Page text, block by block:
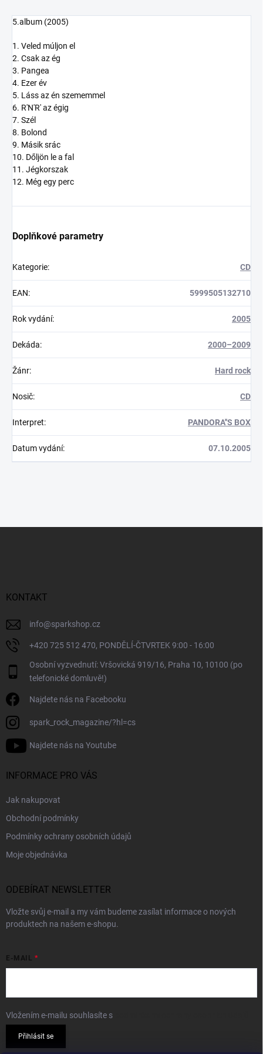
5.album (2005)
1. Veled múljon el
2. Csak az ég
3. Pangea
4. Ezer év
5. Láss az én szememmel
6. R'N'R' az égig
7. Szél
8. Bolond
9. Másik srác
10. Dőljön le a fal
11. Jégkorszak
12. Még egy perc
Doplňkové parametry
Kategorie: CD
EAN: 5999505132710
Rok vydání: 2005
Dekáda: 2000–2009
Žánr: Hard rock
Nosič: CD
Interpret: PANDORA''S BOX
Datum vydání: 07.10.2005
KONTAKT
info@sparkshop.cz
+420 725 512 470, PONDĚLÍ-ČTVRTEK 9:00 - 16:00
Osobní vyzvednutí: Vršovická 919/16, Praha 10, 10100 (po
telefonické domluvě!)
Najdete nás na Facebooku
spark_rock_magazine/?hl=cs
Najdete nás na Youtube
INFORMACE PRO VÁS
Jak nakupovat
Obchodní podmínky
Podmínky ochrany osobních údajů
Moje objednávka
ODEBÍRAT NEWSLETTER
Vložte svůj e-mail a my vám budeme zasílat informace o nových
produktech na našem e-shopu.
E-MAIL
Vložením e-mailu souhlasíte s
Přihlásit se